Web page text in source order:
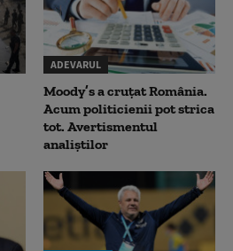
ADEVARUL
Moody’s a cruțat România.
Acum politicienii pot strica
tot. Avertismentul
analiștilor